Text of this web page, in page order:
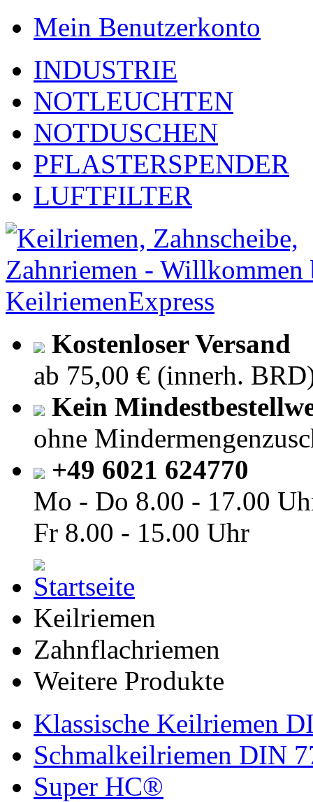
Mein Benutzerkonto
INDUSTRIE
NOTLEUCHTEN
NOTDUSCHEN
PFLASTERSPENDER
LUFTFILTER
Kostenloser Versand
ab 75,00 € (innerh.
Kein
ohne
+49 6021 624770
Mo - Do 8.00 - 17.00
Fr 8.00 - 15.00 Uhr
Keilriemen
Zahnflachriemen
Weitere Produkte
Klassische Keilriemen
Schmalkeilriemen DIN
Super HC®